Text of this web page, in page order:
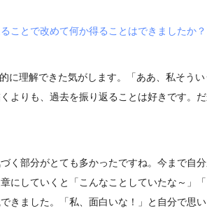
とで改めて何か得ることはできましたか？
に理解できた気がします。「ああ、私そう
よりも、過去を振り返ることは好きです。
く部分がとても多かったですね。今まで自
にしていくと「こんなことしていたな～」
きました。「私、面白いな！」と自分で思い